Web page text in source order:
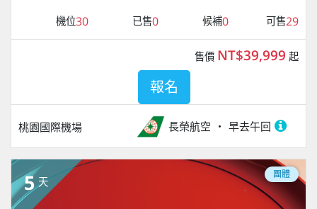
機位30 已售0 候補0 可售29
桃園國際機場 長榮航空 早去午回
售價 NT$39,999 起
報名
5 天
團體